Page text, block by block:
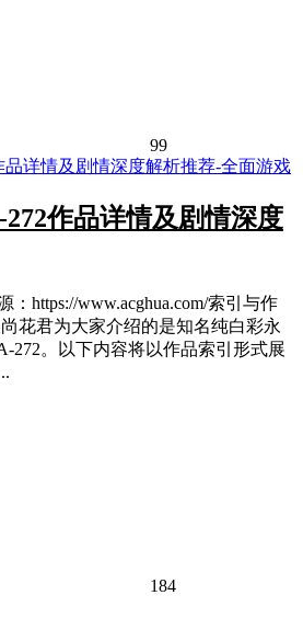
99
作品详情及剧情深度
https://www.acghua.com/索引与作
花君为大家介绍的是知名纯白彩永
272。以下内容将以作品索引形式展
184